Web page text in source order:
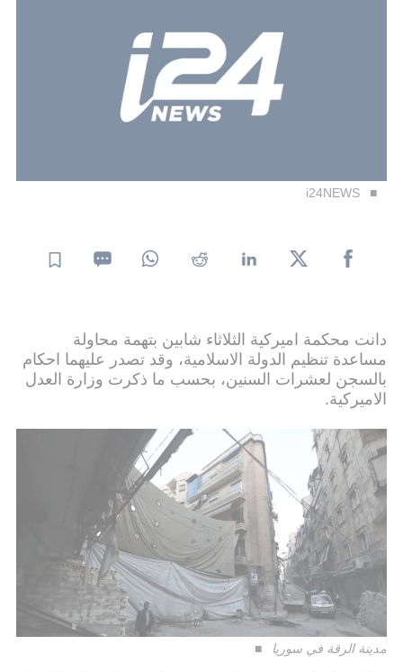
i24NEWS
دانت محكمة اميركية الثلاثاء شابين بتهمة محاولة
مساعدة تنظيم الدولة الاسلامية، وقد تصدر عليهما احكام
بالسجن لعشرات السنين، بحسب ما ذكرت وزارة العدل
الاميركية.
مدينة الرقة في سوريا